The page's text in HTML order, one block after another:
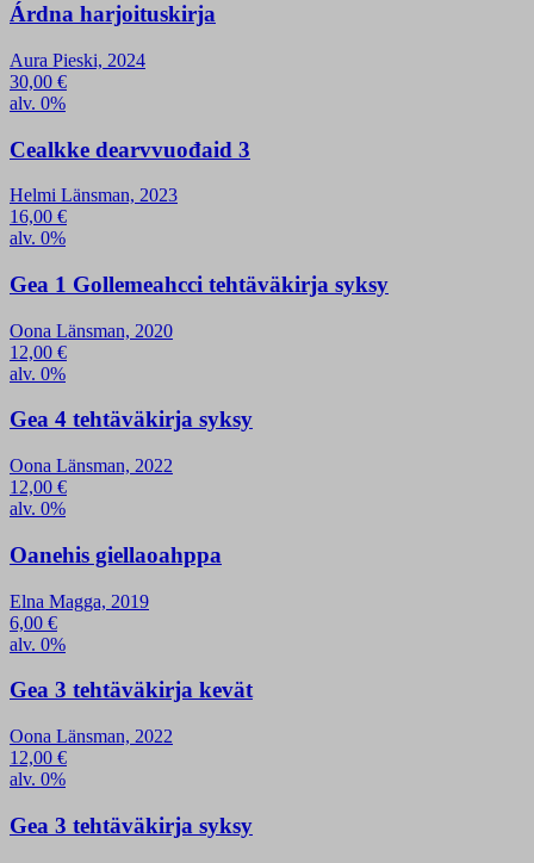
Árdna harjoituskirja
Aura Pieski, 2024
30,00 €
alv. 0%
Cealkke dearvvuođaid 3
Helmi Länsman, 2023
16,00 €
alv. 0%
Gea 1 Gollemeahcci tehtäväkirja syksy
Oona Länsman, 2020
12,00 €
alv. 0%
Gea 4 tehtäväkirja syksy
Oona Länsman, 2022
12,00 €
alv. 0%
Oanehis giellaoahppa
Elna Magga, 2019
6,00 €
alv. 0%
Gea 3 tehtäväkirja kevät
Oona Länsman, 2022
12,00 €
alv. 0%
Gea 3 tehtäväkirja syksy